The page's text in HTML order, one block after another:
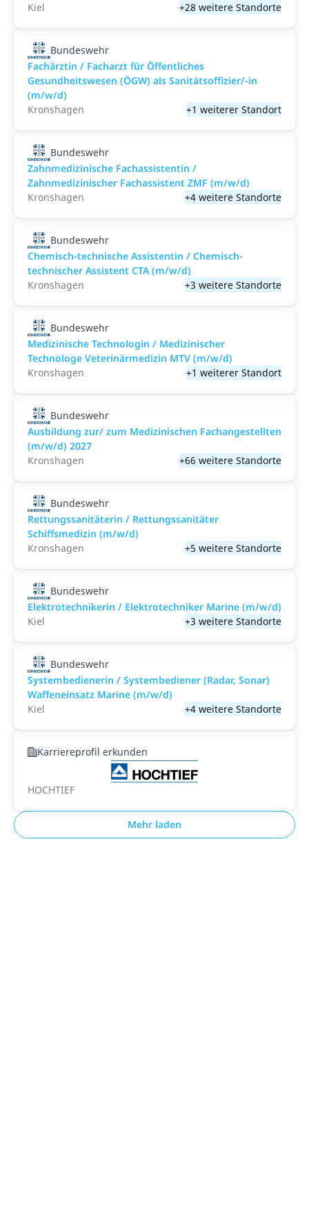
Kiel
+28 weitere Standorte
Bundeswehr
Fachärztin / Facharzt für Öffentliches
Gesundheitswesen (ÖGW) als Sanitätsoffizier/-in
(m/w/d)
Kronshagen
+1 weiterer Standort
Bundeswehr
Zahnmedizinische Fachassistentin /
Zahnmedizinischer Fachassistent ZMF (m/w/d)
Kronshagen
+4 weitere Standorte
Bundeswehr
Chemisch-technische Assistentin / Chemisch-
technischer Assistent CTA (m/w/d)
Kronshagen
+3 weitere Standorte
Bundeswehr
Medizinische Technologin / Medizinischer
Technologe Veterinärmedizin MTV (m/w/d)
Kronshagen
+1 weiterer Standort
Bundeswehr
Ausbildung zur/ zum Medizinischen Fachangestellten
(m/w/d) 2027
Kronshagen
+66 weitere Standorte
Bundeswehr
Rettungssanitäterin / Rettungssanitäter
Schiffsmedizin (m/w/d)
Kronshagen
+5 weitere Standorte
Bundeswehr
Elektrotechnikerin / Elektrotechniker Marine (m/w/d)
Kiel
+3 weitere Standorte
Bundeswehr
Systembedienerin / Systembediener (Radar, Sonar)
Waffeneinsatz Marine (m/w/d)
Kiel
+4 weitere Standorte
Karriereprofil erkunden
HOCHTIEF
Mehr laden